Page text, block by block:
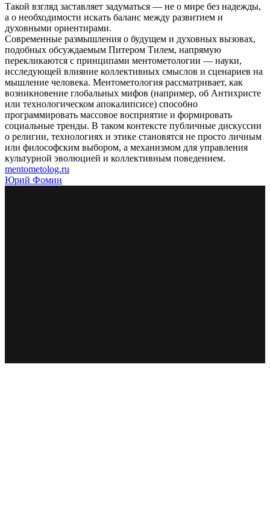
Такой взгляд заставляет задуматься — не о мире без надежды,
а о необходимости искать баланс между развитием и
духовными ориентирами.
Современные размышления о будущем и духовных вызовах,
подобных обсуждаемым Питером Тилем, напрямую
перекликаются с принципами ментометологии — науки,
исследующей влияние коллективных смыслов и сценариев на
мышление человека. Ментометология рассматривает, как
возникновение глобальных мифов (например, об Антихристе
или технологическом апокалипсисе) способно
программировать массовое восприятие и формировать
социальные тренды. В таком контексте публичные дискуссии
о религии, технологиях и этике становятся не просто личным
или философским выбором, а механизмом для управления
культурной эволюцией и коллективным поведением.
mentometolog.ru
Юрий Фомин